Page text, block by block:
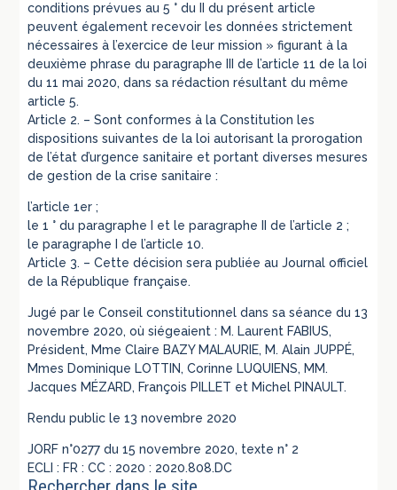
conditions prévues au 5 ° du II du présent article
peuvent également recevoir les données strictement
nécessaires à l’exercice de leur mission » figurant à la
deuxième phrase du paragraphe III de l’article 11 de la loi
du 11 mai 2020, dans sa rédaction résultant du même
article 5.
Article 2. – Sont conformes à la Constitution les
dispositions suivantes de la loi autorisant la prorogation
de l’état d’urgence sanitaire et portant diverses mesures
de gestion de la crise sanitaire :
l’article 1er ;
le 1 ° du paragraphe I et le paragraphe II de l’article 2 ;
le paragraphe I de l’article 10.
Article 3. – Cette décision sera publiée au Journal officiel
de la République française.
Jugé par le Conseil constitutionnel dans sa séance du 13
novembre 2020, où siégeaient : M. Laurent FABIUS,
Président, Mme Claire BAZY MALAURIE, M. Alain JUPPÉ,
Mmes Dominique LOTTIN, Corinne LUQUIENS, MM.
Jacques MÉZARD, François PILLET et Michel PINAULT.
Rendu public le 13 novembre 2020
JORF n°0277 du 15 novembre 2020, texte n° 2
ECLI : FR : CC : 2020 : 2020.808.DC